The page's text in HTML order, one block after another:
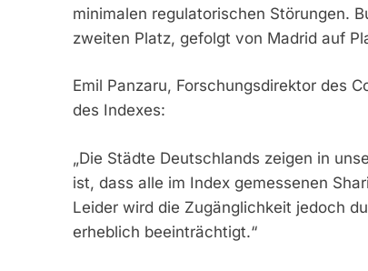
minimalen regulatorischen Störungen.
zweiten Platz, gefolgt von Madrid auf
Emil Panzaru, Forschungsdirektor des
des Indexes:
„Die Städte Deutschlands zeigen in
ist, dass alle im Index gemessenen
Leider wird die Zugänglichkeit jedoch
erheblich beeinträchtigt.“